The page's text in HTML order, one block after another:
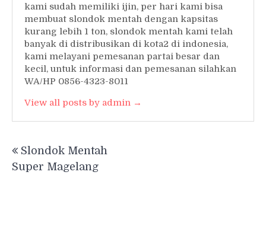
kami sudah memiliki ijin, per hari kami bisa
membuat slondok mentah dengan kapsitas
kurang lebih 1 ton, slondok mentah kami telah
banyak di distribusikan di kota2 di indonesia,
kami melayani pemesanan partai besar dan
kecil, untuk informasi dan pemesanan silahkan
WA/HP 0856-4323-8011
View all posts by admin →
navigation
Slondok Mentah
Super Magelang